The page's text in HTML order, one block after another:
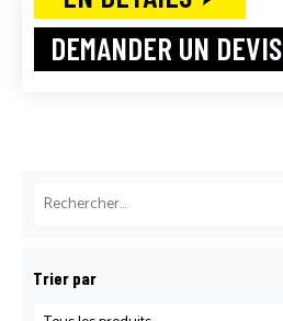
DEMANDER UN DEVIS
Trier par